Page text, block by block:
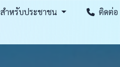
สำหรับประชาชน ติดต่อ